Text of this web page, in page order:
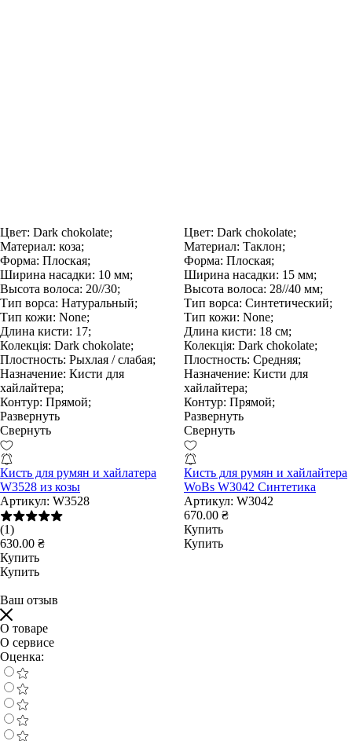
Цвет: Dark chokolate;
Материал: коза;
Форма: Плоская;
Ширина насадки: 10 мм;
Высота волоса: 20//30;
Тип ворса: Натуральный;
Тип кожи: None;
Длина кисти: 17;
Колекція: Dark chokolate;
Плостность: Рыхлая / слабая;
Назначение: Кисти для
хайлайтера;
Контур: Прямой;
Развернуть
Свернуть
Кисть для румян и хайлатера
W3528 из козы
Артикул: W3528
(1)
630.00 ₴
Купить
Купить
Цвет: Dark chokolate;
Материал: Таклон;
Форма: Плоская;
Ширина насадки: 15 мм;
Высота волоса: 28//40 мм;
Тип ворса: Синтетический;
Тип кожи: None;
Длина кисти: 18 см;
Колекція: Dark chokolate;
Плостность: Средняя;
Назначение: Кисти для
хайлайтера;
Контур: Прямой;
Развернуть
Свернуть
Кисть для румян и хайлайтера
WoBs W3042 Синтетика
Артикул: W3042
670.00 ₴
Купить
Купить
Ваш отзыв
О товаре
О сервисе
Оценка: